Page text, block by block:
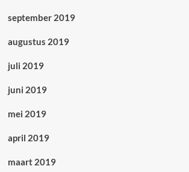
september 2019
augustus 2019
juli 2019
juni 2019
mei 2019
april 2019
maart 2019